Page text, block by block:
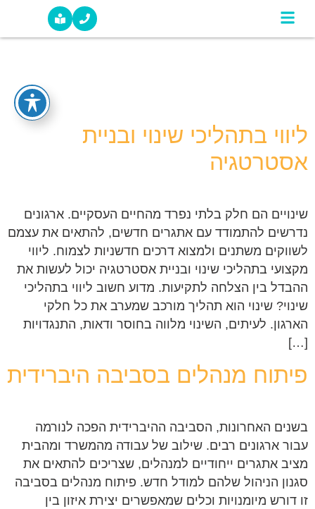
ליווי בתהליכי שינוי ובניית
אסטרטגיה
שינויים הם חלק בלתי נפרד מהחיים העסקיים. ארגונים
נדרשים להתמודד עם אתגרים חדשים, להתאים את עצמם
לשווקים משתנים ולמצוא דרכים חדשניות לצמוח. ליווי
מקצועי בתהליכי שינוי ובניית אסטרטגיה יכול לעשות את
ההבדל בין הצלחה לתקיעות. מדוע חשוב ליווי בתהליכי
שינוי? שינוי הוא תהליך מורכב שמערב את כל חלקי
הארגון. לעיתים, השינוי מלווה בחוסר ודאות, התנגדויות
[…]
פיתוח מנהלים בסביבה היברידית
בשנים האחרונות, הסביבה ההיברידית הפכה לנורמה
עבור ארגונים רבים. שילוב של עבודה מהמשרד ומהבית
מציב אתגרים ייחודיים למנהלים, שצריכים להתאים את
סגנון הניהול שלהם למודל חדש. פיתוח מנהלים בסביבה
זו דורש מיומנויות וכלים שמאפשרים יצירת איזון בין